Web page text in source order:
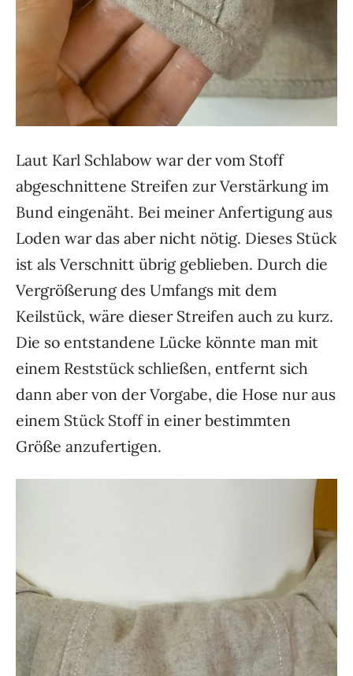
Laut Karl Schlabow war der vom Stoff
abgeschnittene Streifen zur Verstärkung im
Bund eingenäht. Bei meiner Anfertigung aus
Loden war das aber nicht nötig. Dieses Stück
ist als Verschnitt übrig geblieben. Durch die
Vergrößerung des Umfangs mit dem
Keilstück, wäre dieser Streifen auch zu kurz.
Die so entstandene Lücke könnte man mit
einem Reststück schließen, entfernt sich
dann aber von der Vorgabe, die Hose nur aus
einem Stück Stoff in einer bestimmten
Größe anzufertigen.